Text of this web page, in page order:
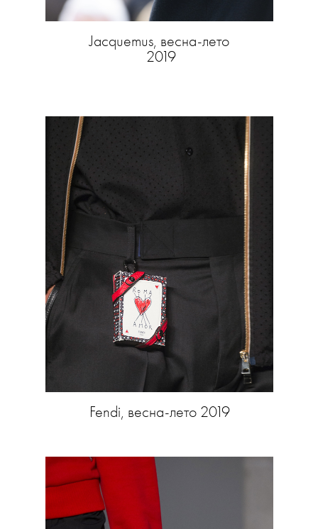
Jacquemus, весна-лето
2019
Fendi, весна-лето 2019